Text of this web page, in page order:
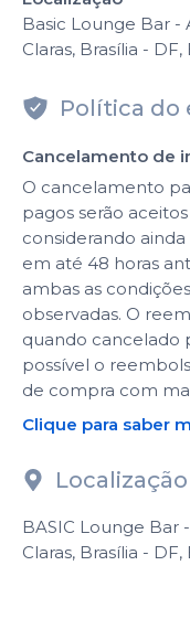
Basic Lounge Bar -
Claras, Brasília - DF,
Política do
Cancelamento de
O cancelamento
pagos serão
considerando
em até 48 horas
ambas as
observadas. O
quando cancelado
possível o
de compra com
Clique para saber
Localização
BASIC Lounge Bar
Claras, Brasília - DF,